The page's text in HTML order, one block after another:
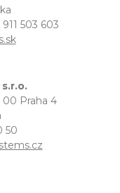
503 603
00 Praha 4
50